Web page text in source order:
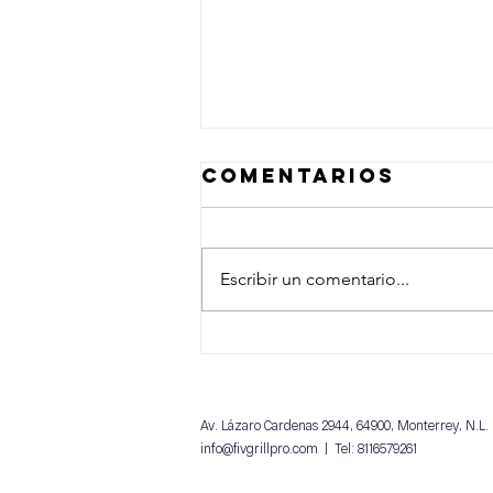
Comentarios
Escribir un comentario...
Av. Lázaro Cardenas 2944, 64900, Monterrey, N.L.
info@fivgrillpro.com | Tel: 8116579261